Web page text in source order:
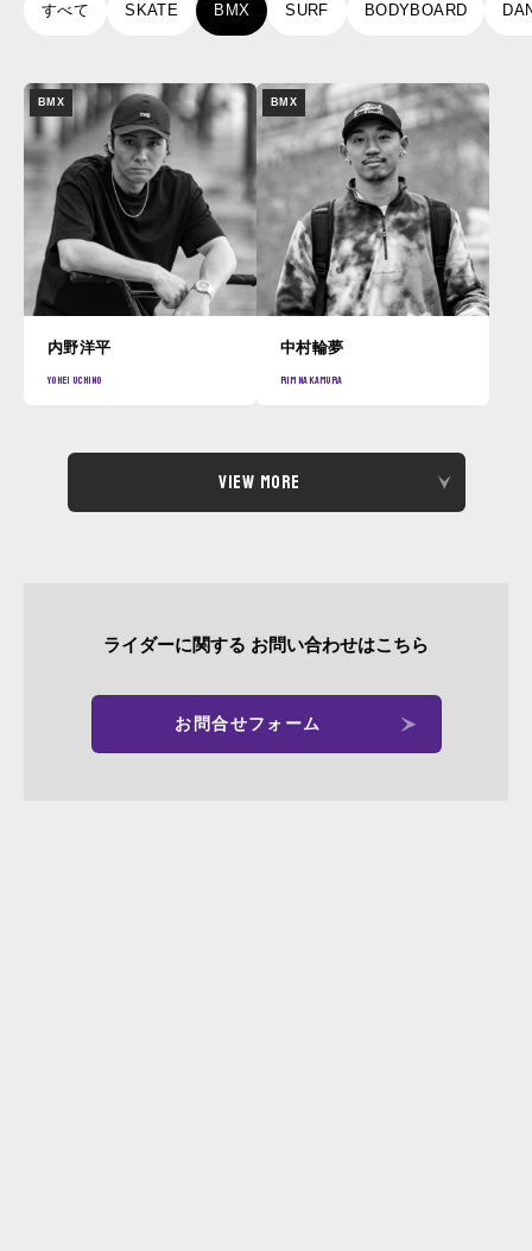
すべて SKATE BMX SURF BODYBOARD
BMX
内野洋平
yoheiuchino
BMX
中村輪夢
rimnakamura
View More
ライダーに関する お問い合わせはこちら
お問合せフォーム